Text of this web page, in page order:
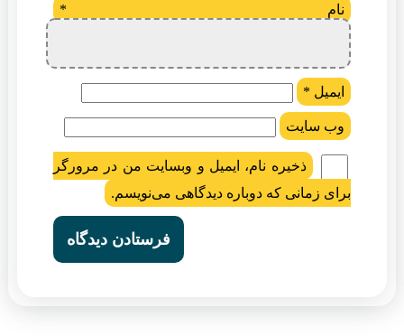
نام *
ایمیل *
وب‌ سایت
ذخیره نام، ایمیل و وبسایت من در مرورگر
برای زمانی که دوباره دیدگاهی می‌نویسم.